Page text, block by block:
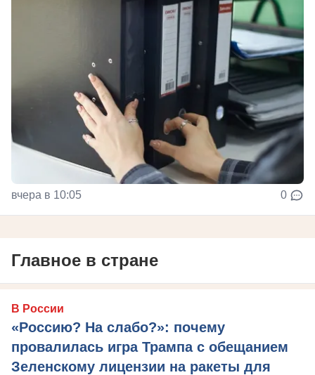
вчера в 10:05 0
Главное в стране
В России
«Россию? На слабо?»: почему
провалилась игра Трампа с обещанием
Зеленскому лицензии на ракеты для